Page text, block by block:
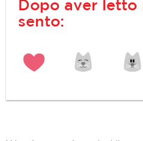
Dopo aver
sento: